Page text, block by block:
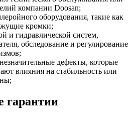
компании Doosan;
оборудования, такие как
кромки;
и гидравлической систем,
обследование и регулирование
дефекты, которые
влияния на стабильность или
гарантии